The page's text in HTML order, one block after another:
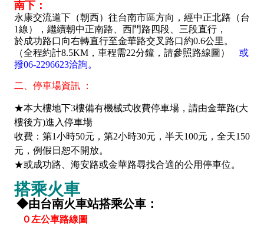
南下：
永康交流道下（朝西）往台南市區方向，經中正北路（台
1線），繼續朝中正南路、西門路四段、三段直行，
於成功路口向右轉直行至金華路交叉路口約0.6公里。
（全程約計8.5KM，車程需22分鐘，請參照路線圖）
或
撥06-2296623洽詢。
二、停車場資訊 ：
★本大樓地下3樓備有機械式收費停車場，請由金華路(大
樓後方)進入停車場
收費：第1小時50元，第2小時30元，半天100元，全天150
元，例假日恕不開放。
★或成功路、海安路或金華路尋找合適的公用停車位。
搭乘火車
◆由台南火車站搭乘公車：
０左公車路線圖